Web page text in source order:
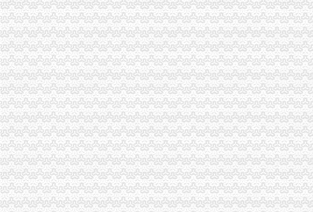
合川局重庆财务公司七项举措化食品安全监管成效显著
南岸局长生桥所被总局授予“红盾护农”重庆财务公司先进单位称号
市重庆发票申请局谭世贤副巡视员督查大渡口区奥运期间食品安全工作
大足局重庆代理报税采取九大措施确保奥运期间食品安全
梁平局“123”重庆财务公司举措构建大外宣工作格局
市重庆代理报税局奥运火炬递筹办工作获市委市通报表彰
綦江县四措并举摘掉“销重灾区帽子”重庆财务公司
垫江局重庆公司注销造产业培训农村经纪人
市重庆分公司注册局举办期新闻报道骨干培训班
工商动态
城口局全面启动“四大一重点”重庆代理记账工作
巫溪局重庆公司注销尖山所建立农村商品质量安全宣长效机制
綦江局推行五项措施加集贸市重庆分公司注册场监管
沙坪坝局提出加基层规范化建设应着力从树立“四种意识”重庆发票申请上下功夫